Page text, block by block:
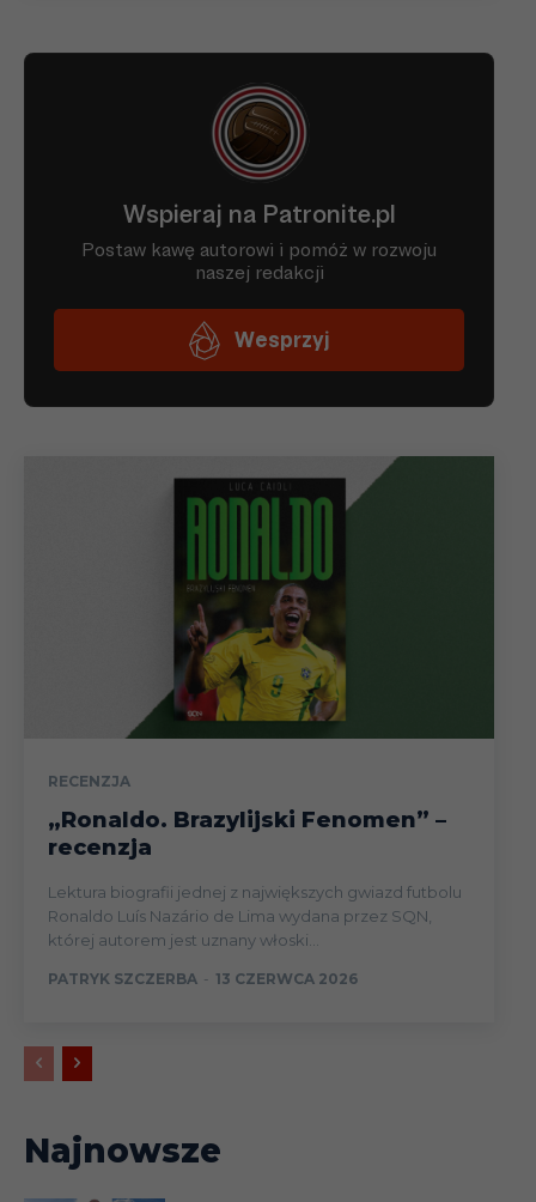
RECENZJA
„Ronaldo. Brazylijski Fenomen” –
recenzja
Lektura biografii jednej z największych gwiazd futbolu
Ronaldo Luís Nazário de Lima wydana przez SQN,
której autorem jest uznany włoski...
PATRYK SZCZERBA - 13 CZERWCA 2026
Najnowsze